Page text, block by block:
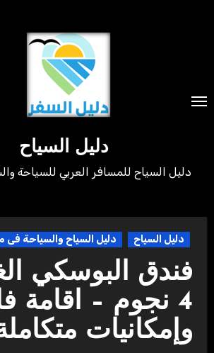
دليل السياح
دليل السياح للمسافر العربي للسياحة
دليل السياح دليل السياح والسياحة فى
فندق البوسكي
4 نجوم – اقامة
وإمكانيات